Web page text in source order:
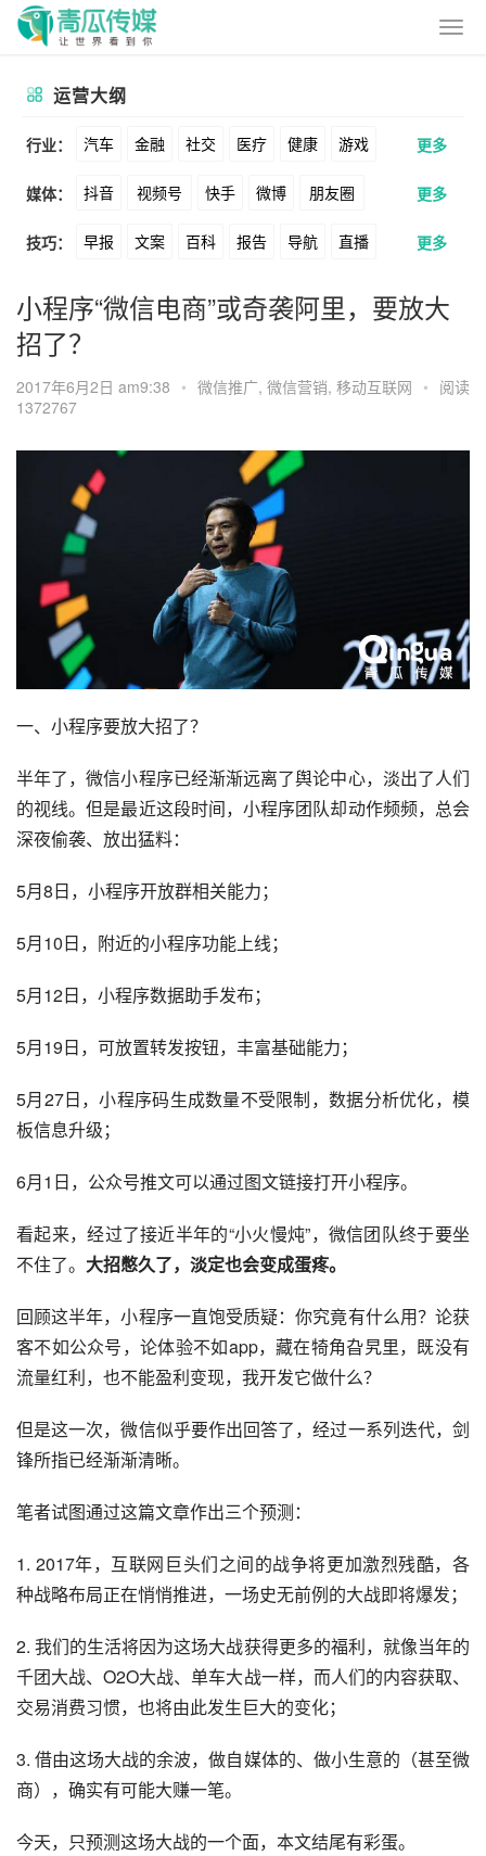
运营大纲
行业： 汽车 金融 社交 医疗 健康 游戏
动漫 美妆 美食 家装 教育 婚纱
酒旅 母婴 宠物 文娱 跨境 科技
广告 元宇宙 房地产
更多
媒体： 抖音 视频号 快手 微博 朋友圈
公众号 B站 小红书 头条 知乎
Soul 360 百度 搜狗 爱奇艺 美柚
Tiktok YouTube Yahoo Bing
更多
技巧： 早报 文案 百科 报告 导航 直播
卖货 脚本 话术 电商 私域 社群
数据 拉新 活动 用户 游戏 海外
KOL 元宇宙 跨境 青瓜通
更多
小程序“微信电商”或奇袭阿里，要放大
招了？
2017年6月2日 am9:38 • 微信推广, 微信营销, 移动互联网 • 阅读
1372767
一、 小程序要放大招了？
半年了，微信小程序已经渐渐远离了舆论中心，淡出了人们
的视线。但是最近这段时间，小程序团队却动作频频，总会
深夜偷袭、放出猛料：
5月8日，小程序开放群相关能力；
5月10日，附近的小程序功能上线；
5月12日，小程序数据助手发布；
5月19日，可放置转发按钮，丰富基础能力；
5月27日，小程序码生成数量不受限制，数据分析优化，模
板信息升级；
6月1日， 公众号推文可以通过图文链接打开小程序。
看起来，经过了接近半年的“小火慢炖”， 微信团队终于要坐
不住了。 大招憋久了，淡定也会变成蛋疼。
回顾这半年，小程序一直饱受质疑：你究竟有什么用？论获
客不如公众号，论体验不如app，藏在犄角旮旯里，既没有
流量红利，也不能盈利变现，我开发它做什么？
但是这一次，微信似乎要作出回答了，经过一系列迭代，剑
锋所指已经渐渐清晰。
笔者试图通过这篇文章作出三个预测：
1. 2017年，互联网巨头们之间的战争将更加激烈残酷，各
种战略布局正在悄悄推进，一场史无前例的大战即将爆发；
2. 我们的生活将因为这场大战获得更多的福利，就像当年的
千团大战、O2O大战、单车大战一样，而人们的内容获取、
交易消费习惯，也将由此发生巨大的变化；
3. 借由这场大战的余波，做自媒体的、做小生意的（甚至微
商），确实有可能大赚一笔。
今天，只预测这场大战的一个面，本文结尾有彩蛋。